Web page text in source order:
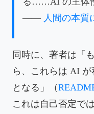
—— 人間の本質
同時に、著者は「
ら、これらは AI
となる」（
これは自己否定で